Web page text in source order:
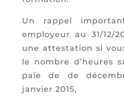
Un rappel
employeur au 31/12/
une attestation si
le nombre d’heures
paie de de
janvier 2015,